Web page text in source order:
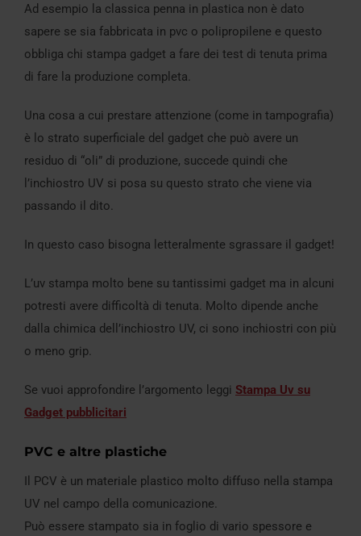
Ad esempio la classica penna in plastica non è dato
sapere se sia fabbricata in pvc o polipropilene e questo
obbliga chi stampa gadget a fare dei test di tenuta prima
di fare la produzione completa.
Una cosa a cui prestare attenzione (come in tampografia)
è lo strato superficiale del gadget che può avere un
residuo di “oli” di produzione, succede quindi che
l’inchiostro UV si posa su questo strato che viene via
passando il dito.
In questo caso bisogna letteralmente sgrassare il gadget!
L’uv stampa molto bene su tantissimi gadget ma in alcuni
potresti avere difficoltà di tenuta. Molto dipende anche
dalla chimica dell’inchiostro UV, ci sono inchiostri con più
o meno grip.
Se vuoi approfondire l’argomento leggi Stampa Uv su
Gadget pubblicitari
PVC e altre plastiche
Il PCV è un materiale plastico molto diffuso nella stampa
UV nel campo della comunicazione.
Può essere stampato sia in foglio di vario spessore e